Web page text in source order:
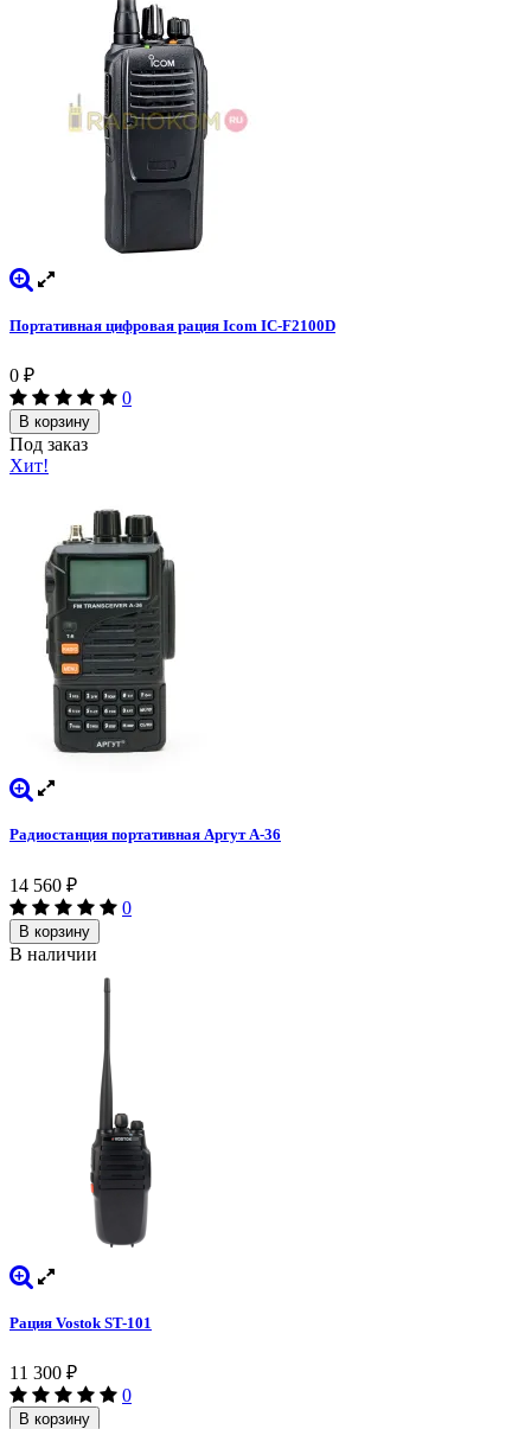
Портативная цифровая рация Icom IC-F2100D
0 ₽
0
В корзину
Под заказ
Хит!
Радиостанция портативная Аргут А-36
14 560 ₽
0
В корзину
В наличии
Рация Vostok ST-101
11 300 ₽
0
В корзину